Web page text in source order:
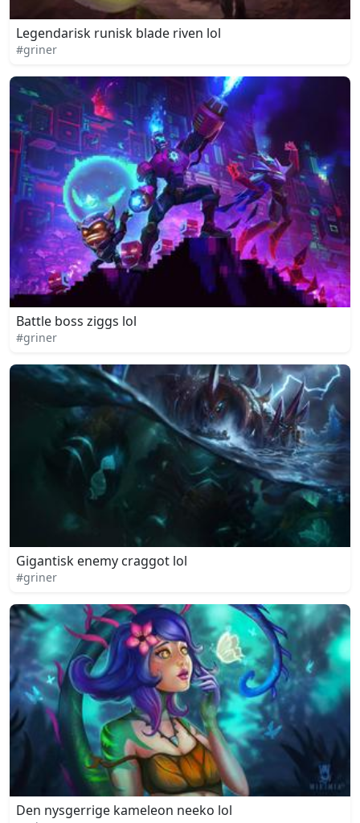
Legendarisk runisk blade riven lol
#griner
Battle boss ziggs lol
#griner
Gigantisk enemy craggot lol
#griner
Den nysgerrige kameleon neeko lol